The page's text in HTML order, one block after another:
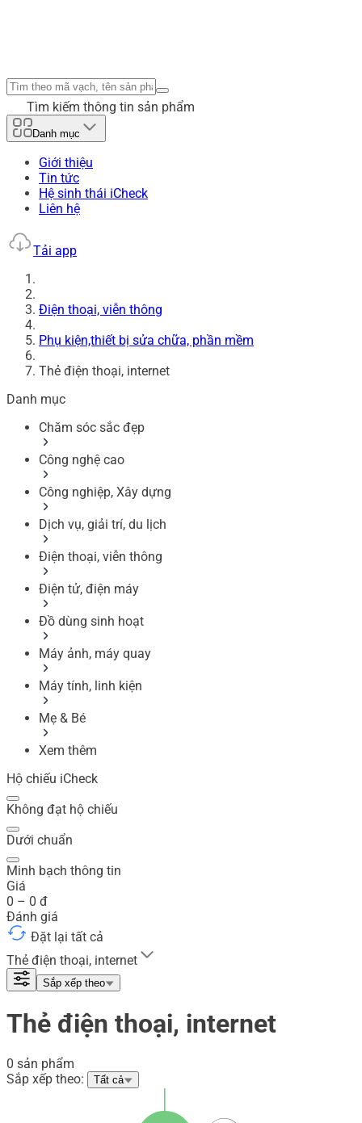
Tìm kiếm thông tin sản phẩm
Danh mục
Giới thiệu
Tin tức
Hệ sinh thái iCheck
Liên hệ
Tải app
Điện thoại, viễn thông
Phụ kiện,thiết bị sửa chữa, phần mềm
Thẻ điện thoại, internet
Danh mục
Chăm sóc sắc đẹp
Công nghệ cao
Công nghiệp, Xây dựng
Dịch vụ, giải trí, du lịch
Điện thoại, viễn thông
Điện tử, điện máy
Đồ dùng sinh hoạt
Máy ảnh, máy quay
Máy tính, linh kiện
Mẹ & Bé
Xem thêm
Hộ chiếu iCheck
Không đạt hộ chiếu
Dưới chuẩn
Minh bạch thông tin
Giá
0 – 0 đ
Đánh giá
Đặt lại tất cả
Thẻ điện thoại, internet
Sắp xếp theo
Thẻ điện thoại, internet
0 sản phẩm
Sắp xếp theo:
Tất cả